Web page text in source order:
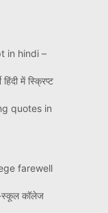
in hindi –
हिंदी में स्क्रिप्ट
quotes in
farewell
स्कूल कॉलेज